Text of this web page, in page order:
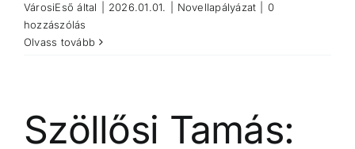
VárosiEső által 2026.01.01. Novellapályázat
0
hozzászólás
Olvass tovább
Szöllősi Tamás: